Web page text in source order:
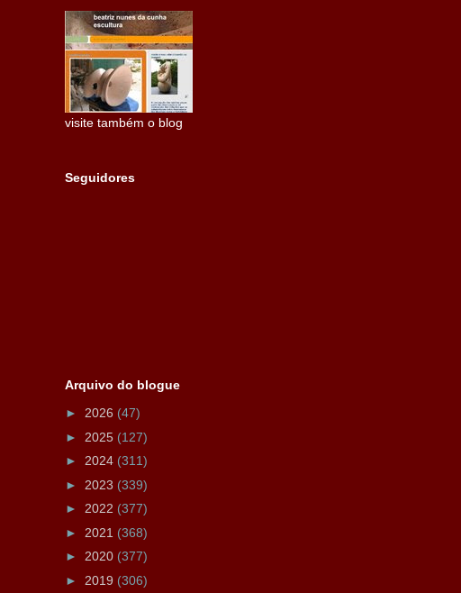
visite também o blog
Seguidores
Arquivo do blogue
► 2026 (47)
► 2025 (127)
► 2024 (311)
► 2023 (339)
► 2022 (377)
► 2021 (368)
► 2020 (377)
► 2019 (306)